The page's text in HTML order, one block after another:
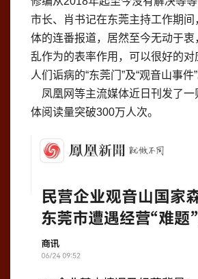
市长、肖书记在东莞主持工作期
体的连番报道，居然至今无动于衷
乱作为的表率作用，可以很好的
人们诟病的“东莞门”及“观音山事件”
凤凰网等主流媒体近日刊发了一
体阅读量突破300万人次。